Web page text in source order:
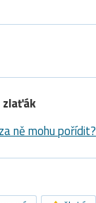
zlaťák
ně mohu pořídit?